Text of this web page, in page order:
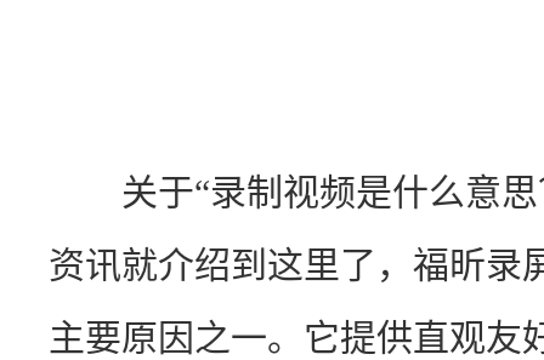
关于“录制视频是什么意思
资讯就介绍到这里了，福昕录
主要原因之一。它提供直观友